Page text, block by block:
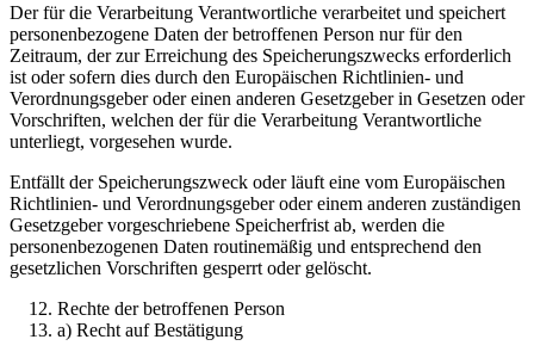
Der für die Verarbeitung Verantwortliche verarbeitet und speichert
personenbezogene Daten der betroffenen Person nur für den
Zeitraum, der zur Erreichung des Speicherungszwecks erforderlich
ist oder sofern dies durch den Europäischen Richtlinien- und
Verordnungsgeber oder einen anderen Gesetzgeber in Gesetzen oder
Vorschriften, welchen der für die Verarbeitung Verantwortliche
unterliegt, vorgesehen wurde.
Entfällt der Speicherungszweck oder läuft eine vom Europäischen
Richtlinien- und Verordnungsgeber oder einem anderen zuständigen
Gesetzgeber vorgeschriebene Speicherfrist ab, werden die
personenbezogenen Daten routinemäßig und entsprechend den
gesetzlichen Vorschriften gesperrt oder gelöscht.
Rechte der betroffenen Person
a) Recht auf Bestätigung